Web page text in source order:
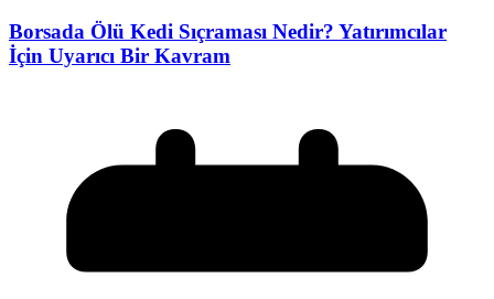
Borsada Ölü Kedi Sıçraması Nedir? Yatırımcılar
İçin Uyarıcı Bir Kavram